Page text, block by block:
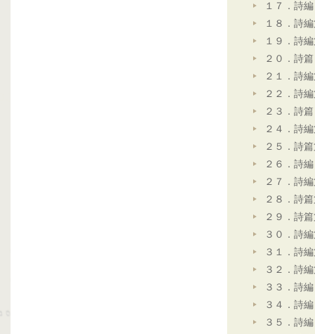
１７．詩
１８．詩
１９．詩
２０．詩
２１．詩
２２．詩
２３．詩
２４．詩
２５．詩
２６．詩
２７．詩
２８．詩
２９．詩
３０．詩
３１．詩
３２．詩
３３．詩
３４．詩
３５．詩